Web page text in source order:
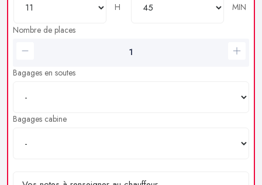
H
MIN
Nombre de places
Bagages en soutes
Bagages cabine